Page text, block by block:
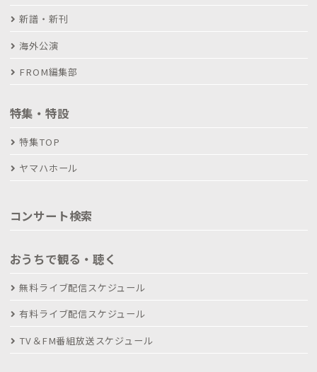
新譜・新刊
海外公演
FROM編集部
特集・特設
特集TOP
ヤマハホール
コンサート検索
おうちで観る・聴く
無料ライブ配信スケジュール
有料ライブ配信スケジュール
TV＆FM番組放送スケジュール